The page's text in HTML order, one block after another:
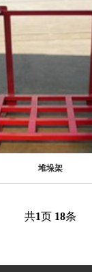
堆垛架
共1页 18条